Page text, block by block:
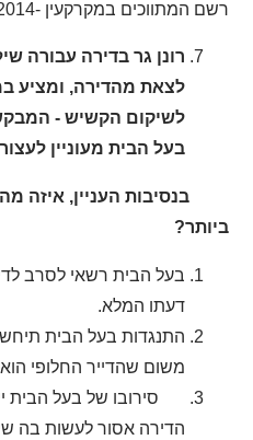
רשם המתווכים במקרקעין -26.01.2014 שאלון מספר 00001
רונן גר בדירה עבורה
לצאת מהדירה, ומציע
לשיקום הקשיש -
בעל הבית מעוניין
בנסיבות העניין, איזה
ביותר?
בעל הבית רשאי לסרב
דעתו המלא.
התנגדות בעל הבית
משום שהדייר החלופי
סירובו של בעל הבית
הדירה אסור לעשות בה